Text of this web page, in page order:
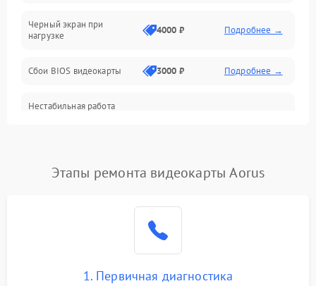
Электропитание
ПО
Электронные компоненты
Общие поломки
Черный экран при
нагрузке
4000 ₽ Подробнее →
Сбои BIOS видеокарты 3000 ₽ Подробнее →
Нестабильная работа
Этапы ремонта видеокарты Aorus
1. Первичная диагностика